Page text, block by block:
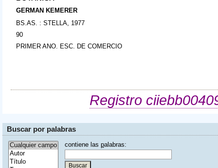
GERMAN KEMERER
BS.AS. : STELLA, 1977
90
PRIMER ANO. ESC. DE COMERCIO
Registro
Buscar por palabras
contiene las palabras: